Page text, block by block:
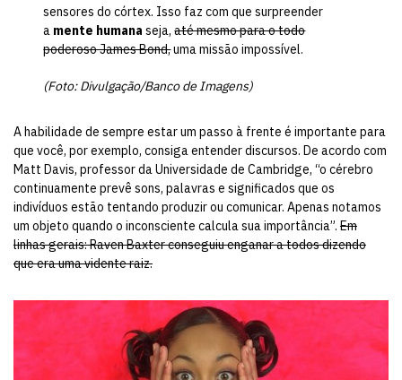
sensores do córtex. Isso faz com que surpreender
a mente humana seja,até mesmo para o todo
poderoso James Bond,uma missão impossível.
(Foto: Divulgação/Banco de Imagens)
A habilidade de sempre estar um passo à frente é importante para
que você, por exemplo, consiga entender discursos. De acordo com
Matt Davis, professor da Universidade de Cambridge, “o cérebro
continuamente prevê sons, palavras e significados que os
indivíduos estão tentando produzir ou comunicar. Apenas notamos
um objeto quando o inconsciente calcula sua importância”. Em
linhas gerais: Raven Baxter conseguiu enganar a todos dizendo
que era uma vidente raiz.